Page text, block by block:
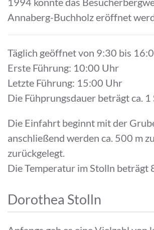
Annaberg-Buchholz eröffnet
Täglich geöffnet von 9:30 bis
Erste Führung: 10:00 Uhr
Letzte Führung: 15:00 Uhr
Die Fühprungsdauer beträgt ca. 1
Die Einfahrt beginnt mit der
anschließend werden ca. 500 m
zurückgelegt.
Die Temperatur im Stolln beträgt
Dorothea Stolln